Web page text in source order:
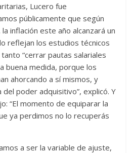
Lucero fue
públicamente que según
inflación este año alcanzará un
reflejan los estudios técnicos
“cerrar pautas salariales
buena medida, porque los
ahorcando a sí mismos, y
poder adquisitivo”, explicó. Y
“El momento de equiparar la
ya perdimos no lo recuperás
a ser la variable de ajuste,